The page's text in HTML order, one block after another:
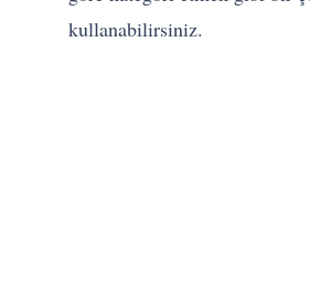
kullanabilirsiniz.